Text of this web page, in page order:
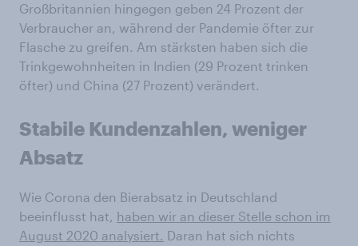
Großbritannien hingegen geben 24 Prozent der
Verbraucher an, während der Pandemie öfter zur
Flasche zu greifen. Am stärksten haben sich die
Trinkgewohnheiten in Indien (29 Prozent trinken
öfter) und China (27 Prozent) verändert.
Stabile Kundenzahlen, weniger
Absatz
Wie Corona den Bierabsatz in Deutschland
beeinflusst hat, haben wir an dieser Stelle schon im
August 2020 analysiert. Daran hat sich nichts